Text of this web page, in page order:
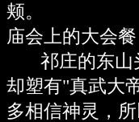
颊。
庙会上的大会餐
祁庄的东山
却塑有"真武大
多相信神灵，